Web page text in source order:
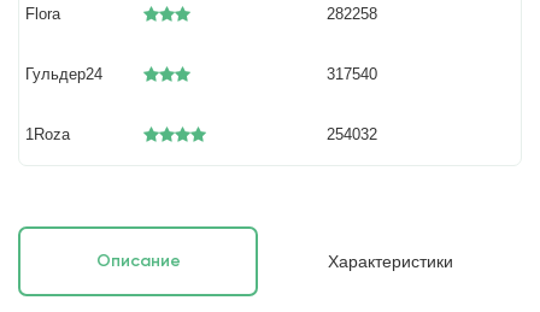
Flora 282258
Гульдер24 317540
1Roza 254032
Описание Характеристики